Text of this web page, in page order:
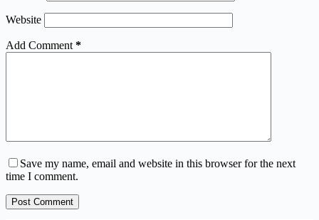
Website
Add Comment *
Save my name, email and website in this browser for the next
time I comment.
Post Comment